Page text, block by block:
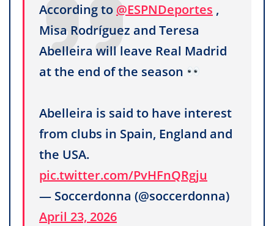
According to @ESPNDeportes ,
Misa Rodríguez and Teresa
Abelleira will leave Real Madrid
at the end of the season
Abelleira is said to have interest
from clubs in Spain, England and
the USA.
pic.twitter.com/PvHFnQRgju
— Soccerdonna (@soccerdonna)
April 23, 2026